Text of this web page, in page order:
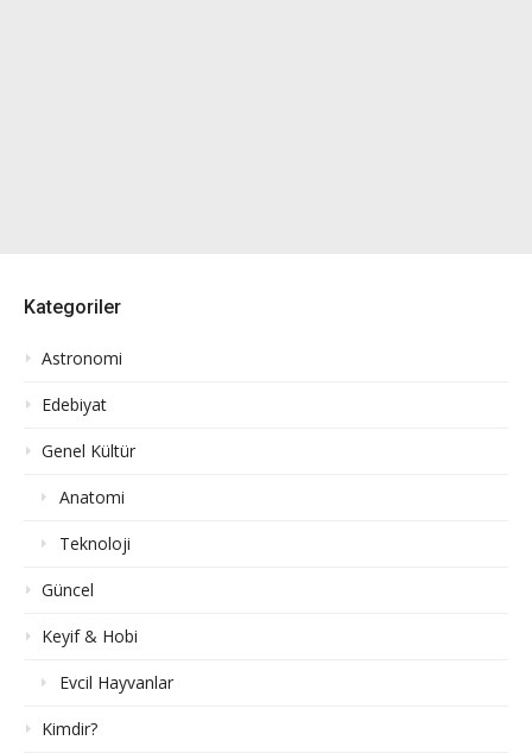
Kategoriler
Astronomi
Edebiyat
Genel Kültür
Anatomi
Teknoloji
Güncel
Keyif & Hobi
Evcil Hayvanlar
Kimdir?